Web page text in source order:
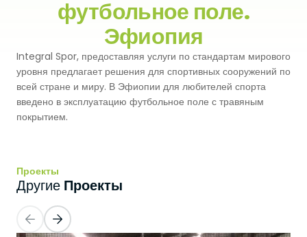
Легкоатлетические Дорожки
Падельные Корты
Падельн Клубы
Корт для Пиклбола
Теннисные Корты
Premium
Monoturf
PowerGrass
DuoGrass
Падел Турф
Теннисная Трава
Система Напылительного Покрытия
Полное ПУ покрытие
ПУ Покрытие
Акриловое Покрытие
Модульное Резиновое Покрытие
Дренированный Шокпад
ПЭ Шокпад
футбольное поле.
Эфиопия
Integral Spor, предоставляя услуги по стандартам мирового
уровня предлагает решения для спортивных сооружений по
всей стране и миру. В Эфиопии для любителей спорта
введено в эксплуатацию футбольное поле с травяным
покрытием.
Проекты
Другие Проекты